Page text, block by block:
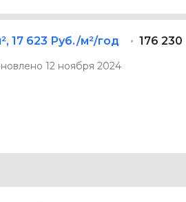
,17 623 Руб./м²/год 176
12 ноября 2024